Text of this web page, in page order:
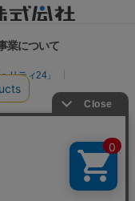
業について
リティ24」